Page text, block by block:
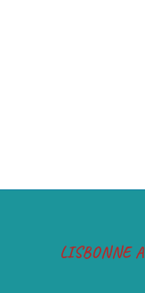
LISBONNE